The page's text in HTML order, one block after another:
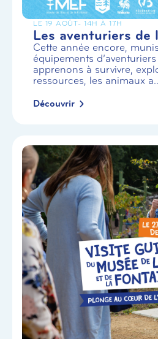
LE 19 AOÛT- 14H À 17H
Les aventuriers de
Cette année encore,
équipements
apprenons à survivre,
ressources, les animaux
Découvrir